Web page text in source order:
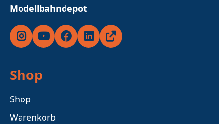
Modellbahndepot
Instagram
YouTubeFacebookLinkedInRicardo
Shop
Shop
Warenkorb